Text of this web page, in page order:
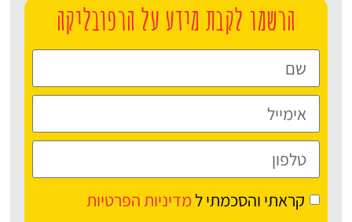
הרשמו לקבת מידע על הרפובליקה
קראתי והסכמתי למדיניות הפרטיות